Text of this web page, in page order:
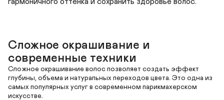
Сложное окрашивание и
современные техники
Сложное окрашивание волос позволяет создать эффект
глубины, объема и натуральных переходов цвета. Это одна из
самых популярных услуг в современном парикмахерском
искусстве.